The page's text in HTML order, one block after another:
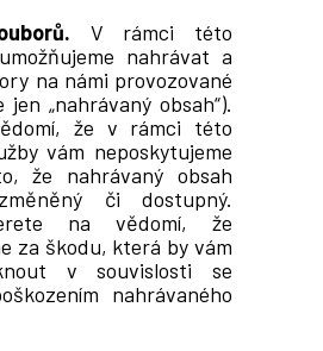
V rámci této
nahrávat a
na námi provozované
„nahrávaný obsah“).
že v rámci této
vám neposkytujeme
že nahrávaný obsah
či dostupný.
na vědomí, že
za škodu, která by vám
v souvislosti se
nahrávaného